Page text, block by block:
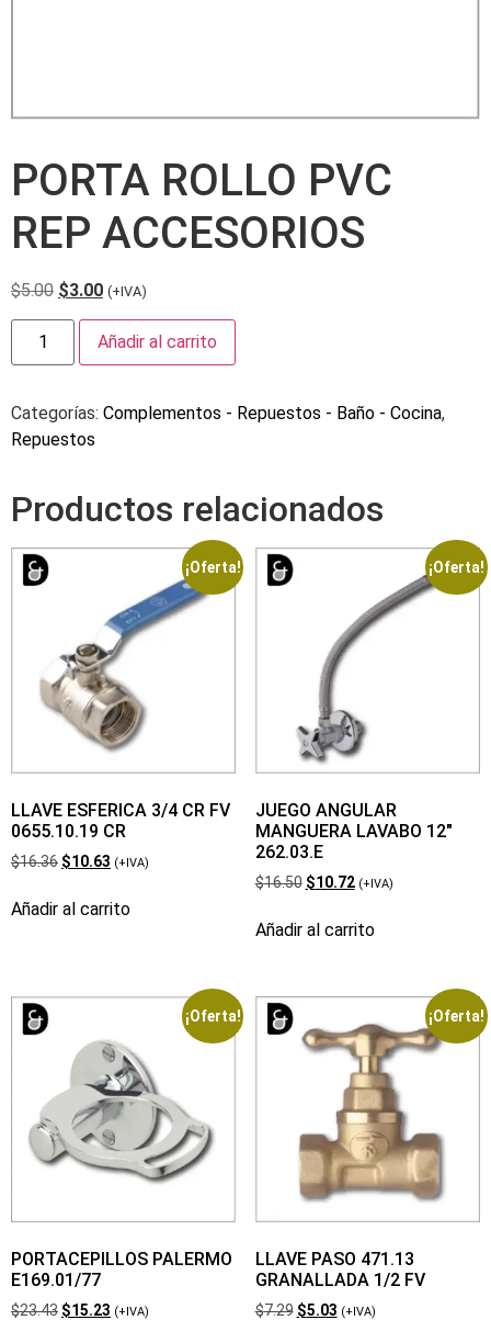
PORTA ROLLO PVC
REP ACCESORIOS
$5.00 $3.00 (+IVA)
Añadir al carrito
Categorías: Complementos - Repuestos - Baño - Cocina,
Repuestos
Productos relacionados
¡Oferta!
LLAVE ESFERICA 3/4 CR FV
0655.10.19 CR
$16.36 $10.63 (+IVA)
Añadir al carrito
¡Oferta!
JUEGO ANGULAR
MANGUERA LAVABO 12″
262.03.E
$16.50 $10.72 (+IVA)
Añadir al carrito
¡Oferta!
PORTACEPILLOS PALERMO
E169.01/77
$23.43 $15.23 (+IVA)
¡Oferta!
LLAVE PASO 471.13
GRANALLADA 1/2 FV
$7.29 $5.03 (+IVA)